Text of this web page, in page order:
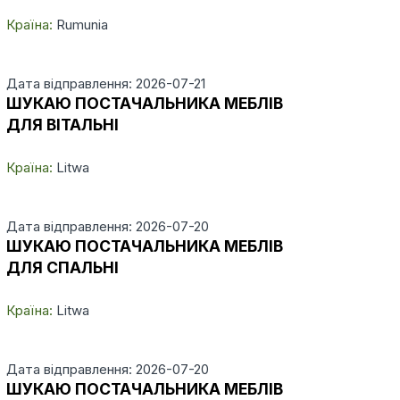
Країна: Rumunia
Дата відправлення: 2026-07-21
ШУКАЮ ПОСТАЧАЛЬНИКА МЕБЛІВ
ДЛЯ ВІТАЛЬНІ
Країна: Litwa
Дата відправлення: 2026-07-20
ШУКАЮ ПОСТАЧАЛЬНИКА МЕБЛІВ
ДЛЯ СПАЛЬНІ
Країна: Litwa
Дата відправлення: 2026-07-20
ШУКАЮ ПОСТАЧАЛЬНИКА МЕБЛІВ